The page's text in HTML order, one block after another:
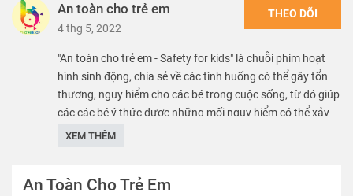
An toàn cho trẻ em
4 thg 5, 2022
THEO DÕI
"An toàn cho trẻ em - Safety for kids" là chuỗi phim hoạt
hình sinh động, chia sẻ về các tình huống có thể gây tổn
thương, nguy hiểm cho các bé trong cuộc sống, từ đó giúp
các các bé ý thức được những mối nguy hiểm có thể xảy
ra, nhằm mang lại môi trường phát triển an toàn, lành
We care about safety of children. SK VN provide free
XEM THÊM
An Toàn Cho Trẻ Em